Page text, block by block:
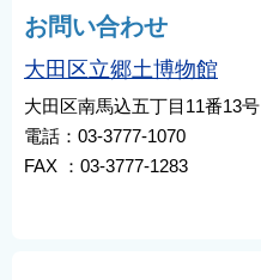
お問い合わせ
大田区立郷土博物館
大田区南馬込五丁目11番13号
電話：03-3777-1070
FAX ：03-3777-1283